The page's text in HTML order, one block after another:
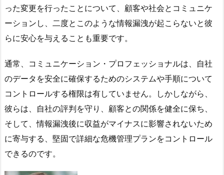
った変更を行ったことについて、顧客や社会とコミュニケ
ーションし、二度とこのような情報漏洩が起こらないと彼
らに安心を与えることも重要です。
通常、コミュニケーション・プロフェッショナルは、自社
のデータを安全に確保するためのシステムや手順について
コントロールする権限は有していません。しかしながら、
彼らは、自社の評判を守り、顧客との関係を健全に保ち、
そして、情報漏洩後に収益がマイナスに影響されないため
に寄与する、堅固で詳細な危機管理プランをコントロール
できるのです。